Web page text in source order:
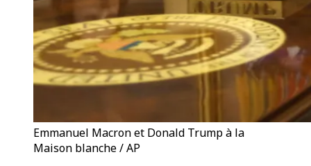
Emmanuel Macron et Donald Trump à la
Maison blanche / AP